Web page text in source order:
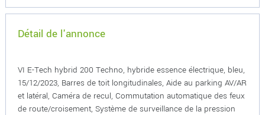
Détail de l'annonce
VI E-Tech hybrid 200 Techno, hybride essence électrique, bleu,
15/12/2023, Barres de toit longitudinales, Aide au parking AV/AR
et latéral, Caméra de recul, Commutation automatique des feux
de route/croisement, Système de surveillance de la pression